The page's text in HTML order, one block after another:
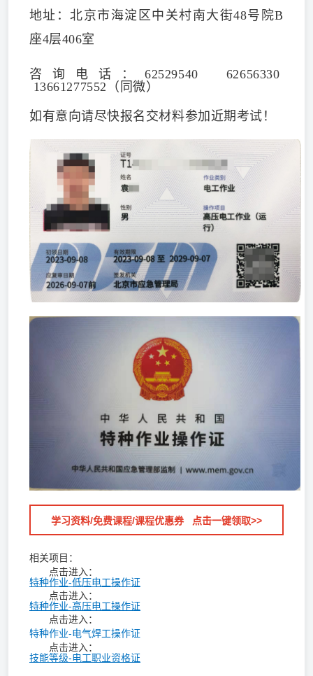
地址：北京市海淀区中关村南大街48号院B
座4层406室
咨询电话：62529540 62656330
13661277552（同微）
如 有意向请尽快报名交材料参加近期考试！
学习资料/免费课程/课程优惠券 点击一键领取>>
相关项目：
点击进入：
特种作业-低压电工操作证
点击进入：
特种作业-高压电工操作证
点击进入：
特种作业-电气焊工操作证
点击进入：
技能等级-电工职业资格证